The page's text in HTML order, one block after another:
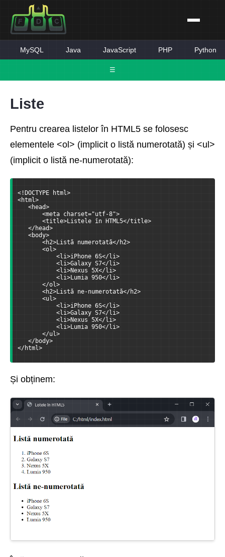
☰
MySQL Java JavaScript PHP Python
Liste
Pentru crearea listelor în HTML5 se folosesc
elementele <ol> (implicit o listă numerotată) și <ul>
(implicit o listă ne-numerotată):
<!DOCTYPE html>
<html>
<head>
<meta charset="utf-8">
<title>Listele în HTML5</title>
</head>
<body>
<h2>Listă numerotată</h2>
<ol>
<li>iPhone 6S</li>
<li>Galaxy S7</li>
<li>Nexus 5X</li>
<li>Lumia 950</li>
</ol>
<h2>Listă ne-numerotată</h2>
<ul>
<li>iPhone 6S</li>
<li>Galaxy S7</li>
<li>Nexus 5X</li>
<li>Lumia 950</li>
</ul>
</body>
</html>
Și obținem: